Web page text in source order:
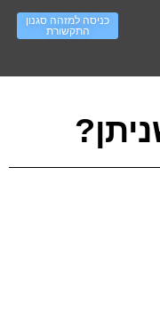
כניסה למזהה סגנון
התקשורת